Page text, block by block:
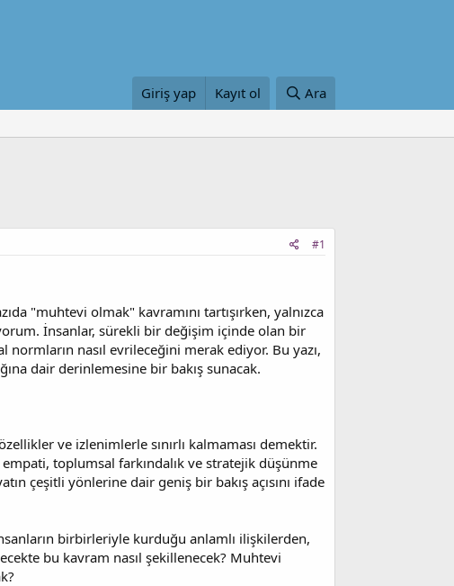
Giriş yap Kayıt ol Ara
#1
"muhtevi olmak" kavramını tartışırken, yalnızca
İnsanlar, sürekli bir değişim içinde olan bir
normların nasıl evrileceğini merak ediyor. Bu yazı,
dair derinlemesine bir bakış sunacak.
ve izlenimlerle sınırlı kalmaması demektir.
toplumsal farkındalık ve stratejik düşünme
çeşitli yönlerine dair geniş bir bakış açısını ifade
birbirleriyle kurduğu anlamlı ilişkilerden,
bu kavram nasıl şekillenecek? Muhtevi